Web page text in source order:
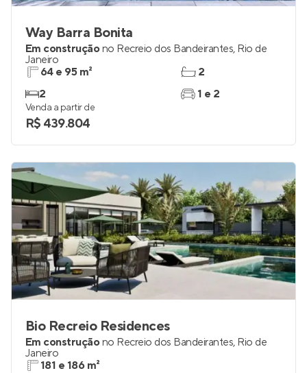
Way Barra Bonita
Em construçãono Recreio dos Bandeirantes, Rio de
Janeiro
64 e 95 m²
2
2
1 e 2
Venda a partir de
R$ 439.804
Bio Recreio Residences
Em construçãono Recreio dos Bandeirantes, Rio de
Janeiro
181 e 186 m²